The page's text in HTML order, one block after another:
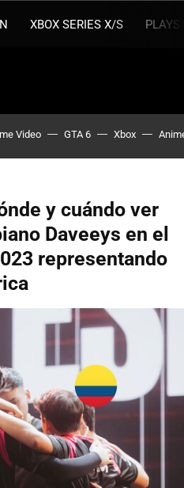
XBOX SERIES X/S
Video GTA 6 Xbox
y cuándo ver
Daveeys en el
representando